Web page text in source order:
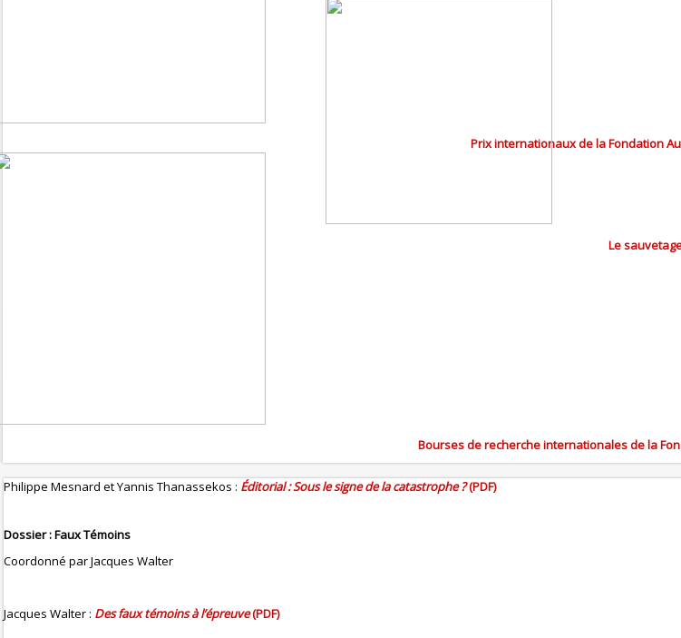
Le
Prix internationaux de la Fondation
Bourses de recherche internationales de la
Philippe Mesnard et Yannis Thanassekos : Éditorial : Sous le signe de la catastrophe ?(PDF)
Dossier : Faux Témoins
Coordonné par Jacques Walter
Jacques Walter : Des faux témoins à l’épreuve(PDF)